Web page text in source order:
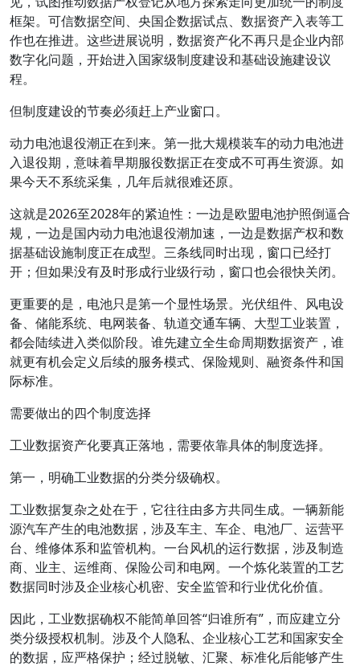
框架。可信数据空间、央国企数据试点、数据资产入表等工
作也在推进。这些进展说明，数据资产化不再只是企业内部
数字化问题，开始进入国家级制度建设和基础设施建设议
程。
但制度建设的节奏必须赶上产业窗口。
动力电池退役潮正在到来。第一批大规模装车的动力电池进
入退役期，意味着早期服役数据正在变成不可再生资源。如
果今天不系统采集，几年后就很难还原。
这就是2026至2028年的紧迫性：一边是欧盟电池护照倒逼合
规，一边是国内动力电池退役潮加速，一边是数据产权和数
据基础设施制度正在成型。三条线同时出现，窗口已经打
开；但如果没有及时形成行业级行动，窗口也会很快关闭。
更重要的是，电池只是第一个显性场景。光伏组件、风电设
备、储能系统、电网装备、轨道交通车辆、大型工业装置，
都会陆续进入类似阶段。谁先建立全生命周期数据资产，谁
就更有机会定义后续的服务模式、保险规则、融资条件和国
际标准。
需要做出的四个制度选择
工业数据资产化要真正落地，需要依靠具体的制度选择。
第一，明确工业数据的分类分级确权。
工业数据复杂之处在于，它往往由多方共同生成。一辆新能
源汽车产生的电池数据，涉及车主、车企、电池厂、运营平
台、维修体系和监管机构。一台风机的运行数据，涉及制造
商、业主、运维商、保险公司和电网。一个炼化装置的工艺
数据同时涉及企业核心机密、安全监管和行业优化价值。
因此，工业数据确权不能简单回答“归谁所有”，而应建立分
类分级授权机制。涉及个人隐私、企业核心工艺和国家安全
的数据，应严格保护；经过脱敏、汇聚、标准化后能够产生